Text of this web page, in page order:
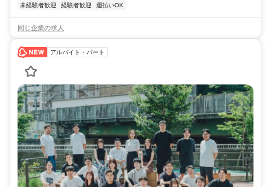
未経験者歓迎
経験者歓迎 週払いOK
同じ企業の求人
アルバイト・パート